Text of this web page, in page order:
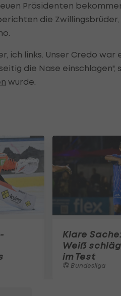
Präsidenten
die
ich links. Unser Credo
die Nase
wurde.
Klare
Weiß
im Test
Bundesliga